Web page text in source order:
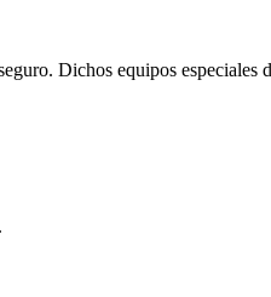
Dichos equipos especiales